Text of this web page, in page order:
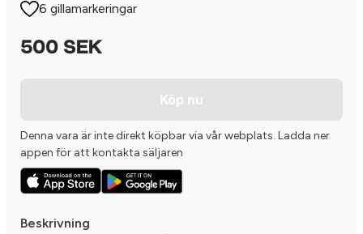
6 gillamarkeringar
500 SEK
Köp nu
Denna vara är inte direkt köpbar via vår webplats. Ladda ner
appen för att kontakta säljaren
Beskrivning